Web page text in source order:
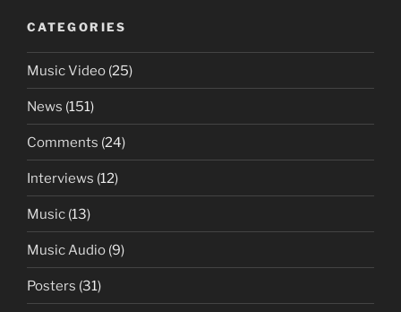
CATEGORIES
Music Video (25)
News (151)
Comments (24)
Interviews (12)
Music (13)
Music Audio (9)
Posters (31)